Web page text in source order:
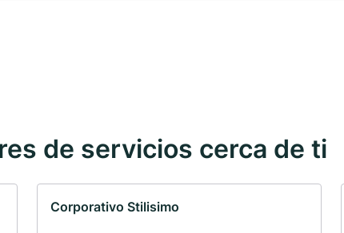
de servicios cerca de ti
Corporativo Stilisimo